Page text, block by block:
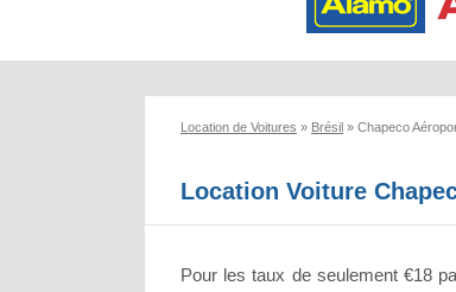
Location de Voitures » Brésil » Chapeco
Location Voiture
Pour les taux de seulement €18